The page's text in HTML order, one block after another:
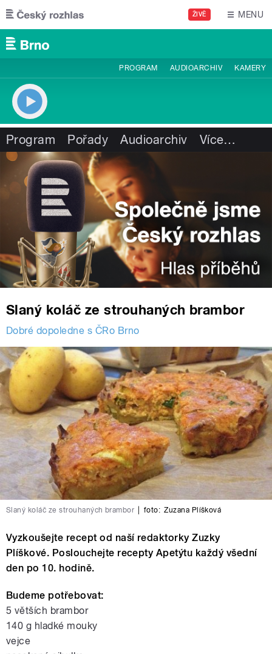
Přejít k hlavnímu obsahu
ŽIVĚ MENU
PROGRAM AUDIOARCHIV KAMERY
Program Pořady Audioarchiv Více…
Slaný koláč ze strouhaných brambor
Dobré dopoledne s ČRo Brno
Slaný koláč ze strouhaných brambor foto: Zuzana Plíšková
Vyzkoušejte recept od naší redaktorky Zuzky
Plíškové. Poslouchejte recepty Apetýtu každý všední
den po 10. hodině.
Budeme potřebovat:
5 větších brambor
140 g hladké mouky
vejce